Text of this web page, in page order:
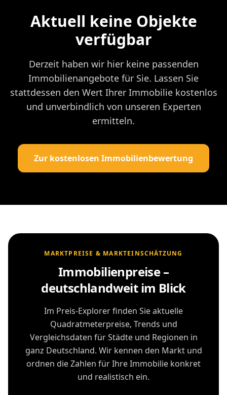
Aktuell keine Objekte
verfügbar
Derzeit haben wir hier keine passenden
Immobilienangebote für Sie. Lassen Sie
stattdessen den Wert Ihrer Immobilie kostenlos
und unverbindlich von unseren Experten
ermitteln.
Zur kostenlosen Immobilienbewertung
MARKTPREISE & MARKTEINSCHÄTZUNG
Immobilienpreise –
deutschlandweit im Blick
Im Preis-Explorer finden Sie aktuelle
Quadratmeterpreise, Trends und
Vergleichsdaten für Städte und Regionen in
ganz Deutschland. Wir kennen den Markt und
ordnen die Zahlen für Ihre Immobilie konkret
und realistisch ein.